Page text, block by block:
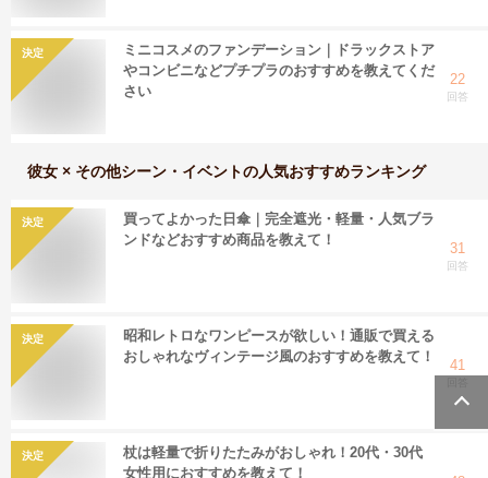
決定
ミニコスメのファンデーション｜ドラックストア
やコンビニなどプチプラのおすすめを教えてくだ
さい
22
回答
彼女 × その他シーン・イベントの人気おすすめランキング
決定
買ってよかった日傘｜完全遮光・軽量・人気ブラ
ンドなどおすすめ商品を教えて！
31
回答
決定
昭和レトロなワンピースが欲しい！通販で買える
おしゃれなヴィンテージ風のおすすめを教えて！
41
決定
杖は軽量で折りたたみがおしゃれ！20代・30代
女性用におすすめを教えて！